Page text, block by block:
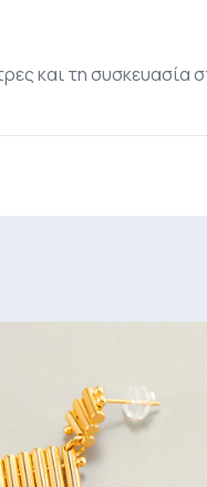
και τη